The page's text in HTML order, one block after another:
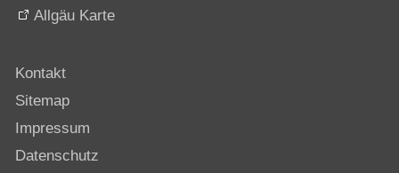
Allgäu Karte
Kontakt
Sitemap
Impressum
Datenschutz